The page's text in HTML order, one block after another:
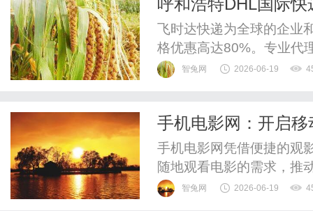
呼和浩特DHL国际
飞时达快递为全球的企业
格优惠高达80%。专业代
递、UPS国际快递、
货运-DHL航空快递正是满
智兔网 2026-06-19
手机电影网：开启
手机电影网凭借便捷的观
随地观看电影的需求，推
智兔网 2026-06-19